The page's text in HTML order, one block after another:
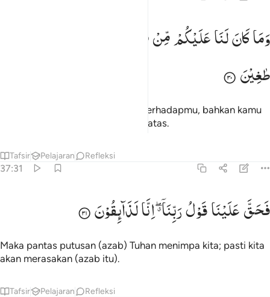
وما كان لنا عليكم من سلطان بل كنتم قوما طاغين ٣٠
وَمَا كَانَ لَنَا عَلَيْكُم مِّن سُلْطَـٰنٍۭ ۖ بَلْ كُنتُمْ قَوْمًۭا طَـٰغِينَ ٣٠
وَمَاكَانَلَنَاعَلَیْكُمْمِّنْسُلْطٰنٍ ۚ
طٰغِیْنَ
sedangkan kami tidak berkuasa terhadapmu, bahkan kamu
menjadi kaum yang melampaui batas.
Tafsir Pelajaran Refleksi
37:31
فحق علينا قول ربنا انا لذايقون ٣١
فَحَقَّ عَلَيْنَا قَوْلُ رَبِّنَآ ۖ إِنَّا لَذَآئِقُونَ ٣١
فَحَقَّعَلَیْنَاقَوْلُرَبِّنَاۤ ۖۗ اِنَّالَذَآىِٕقُوْنَ
Maka pantas putusan (azab) Tuhan menimpa kita; pasti kita
akan merasakan (azab itu).
Tafsir Pelajaran Refleksi